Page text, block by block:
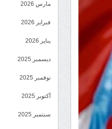
مارس 2026
فبراير 2026
يناير 2026
ديسمبر 2025
نوفمبر 2025
أكتوبر 2025
سبتمبر 2025